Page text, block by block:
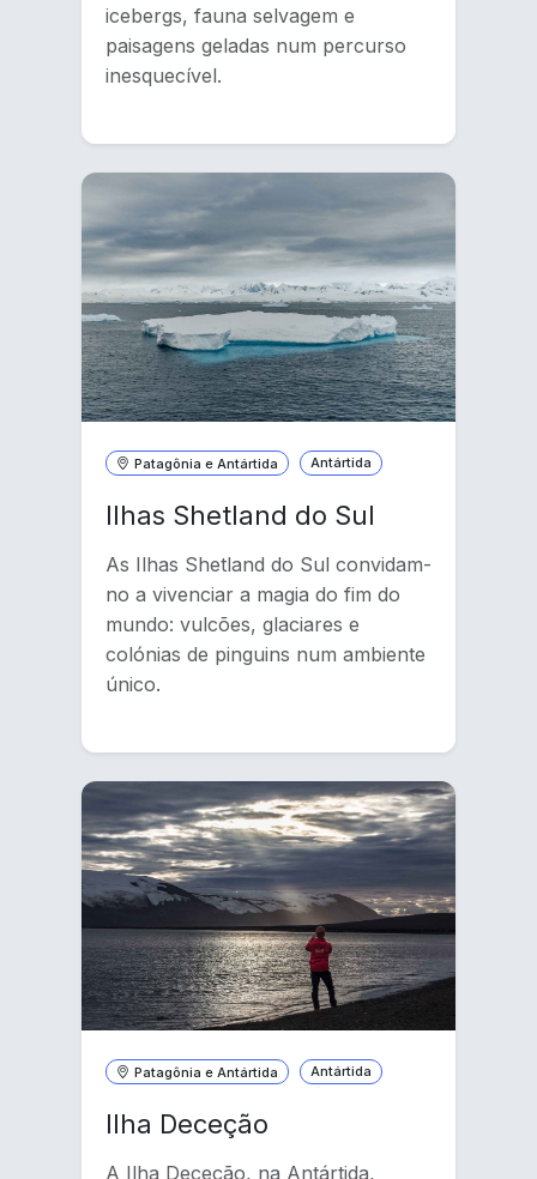
icebergs, fauna selvagem e
paisagens geladas num percurso
inesquecível.
Patagônia e Antártida Antártida
Ilhas Shetland do Sul
As Ilhas Shetland do Sul convidam-
no a vivenciar a magia do fim do
mundo: vulcões, glaciares e
colónias de pinguins num ambiente
único.
Patagônia e Antártida Antártida
Ilha Deceção
A Ilha Deceção, na Antártida,